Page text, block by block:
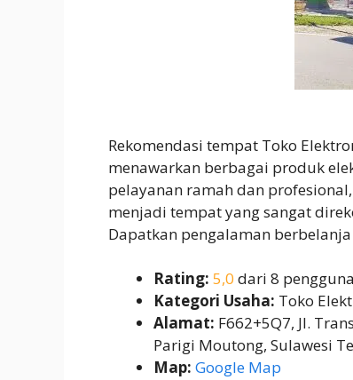
Rekomendasi tempat Toko
menawarkan berbagai produk
pelayanan ramah dan
menjadi tempat yang sangat
Dapatkan pengalaman
Rating: 5,0 dari 8 pengguna
Kategori Usaha: Toko
Alamat: F662+5Q7, Jl.
Parigi Moutong, Sulawesi
Map: Google Map